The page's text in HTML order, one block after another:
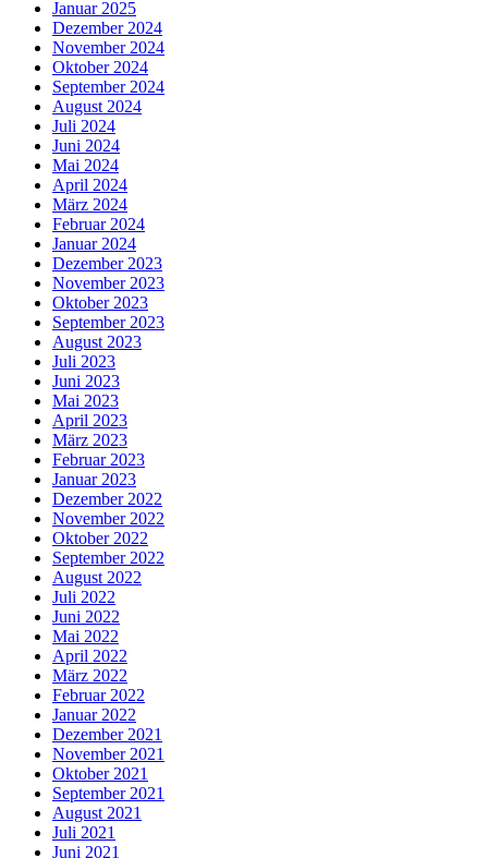
Januar 2025
Dezember 2024
November 2024
Oktober 2024
September 2024
August 2024
Juli 2024
Juni 2024
Mai 2024
April 2024
März 2024
Februar 2024
Januar 2024
Dezember 2023
November 2023
Oktober 2023
September 2023
August 2023
Juli 2023
Juni 2023
Mai 2023
April 2023
März 2023
Februar 2023
Januar 2023
Dezember 2022
November 2022
Oktober 2022
September 2022
August 2022
Juli 2022
Juni 2022
Mai 2022
April 2022
März 2022
Februar 2022
Januar 2022
Dezember 2021
November 2021
Oktober 2021
September 2021
August 2021
Juli 2021
Juni 2021